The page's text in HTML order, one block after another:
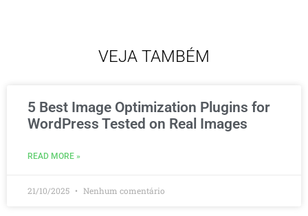
VEJA TAMBÉM
5 Best Image Optimization Plugins for
WordPress Tested on Real Images
READ MORE »
21/10/2025 Nenhum comentário